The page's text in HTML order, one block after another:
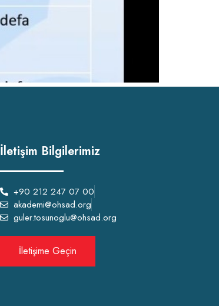
İletişim Bilgilerimiz
+90 212 247 07 00
akademi@ohsad.org
guler.tosunoglu@ohsad.org
İletişime Geçin